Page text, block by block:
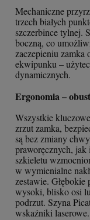
Mechaniczne
trzech białych
szczerbince tylnej.
boczną, co
zaczepieniu zamka
ekwipunku –
dynamicznych.
Ergonomia –
Wszystkie
zrzut zamka,
są bez zmiany
praworęcznych,
szkieletu
w wymienialne
zestawie. Głębokie
wysoki, blisko osi
podrzut. Szyna
wskaźniki laserowe.